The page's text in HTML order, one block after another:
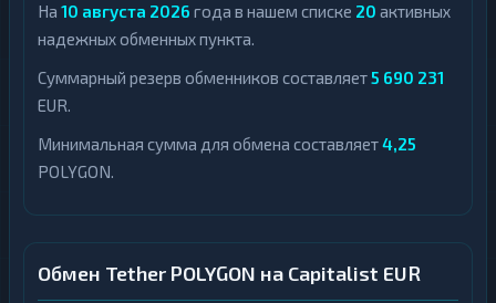
На 10 августа 2026 года в нашем списке 20 активных
надежных обменных пункта.
Суммарный резерв обменников составляет5 690 231
EUR.
Минимальная сумма для обмена составляет4,25
POLYGON.
Обмен Tether POLYGON на Capitalist EUR